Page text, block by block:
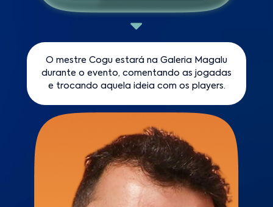
O mestre Cogu estará na Galeria Magalu
durante o evento, comentando as jogadas
e trocando aquela ideia com os players.